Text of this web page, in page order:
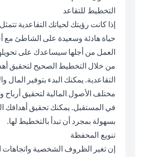
التخطيط للتقاعد
إذا كانت رؤيتك لحياتك التقاعدية تتمثل
حياة هادئة وسعيدة على الشاطئ مع
العمل من أجلها سيساعدك على تحويلها
من خلال التخطيط الصحيح لتحقيق أهدافك
التقاعدية. يمكنك البدء بتوفير المال
مختلف الأصول المالية لتحقيق أرباح
في المستقبل. يمكنك تحقيق أهدافك
بسهولة بمجرد أن تبدأ بالتخطيط لها.
تنويع المحفظة
إن تغير الظروف الشخصية واتجاهات